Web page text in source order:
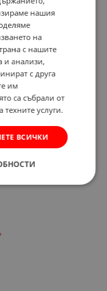
продукт
нашия
на
с нашите
и анализи,
с друга
им
са събрали от
услуги.
ВСИЧКИ